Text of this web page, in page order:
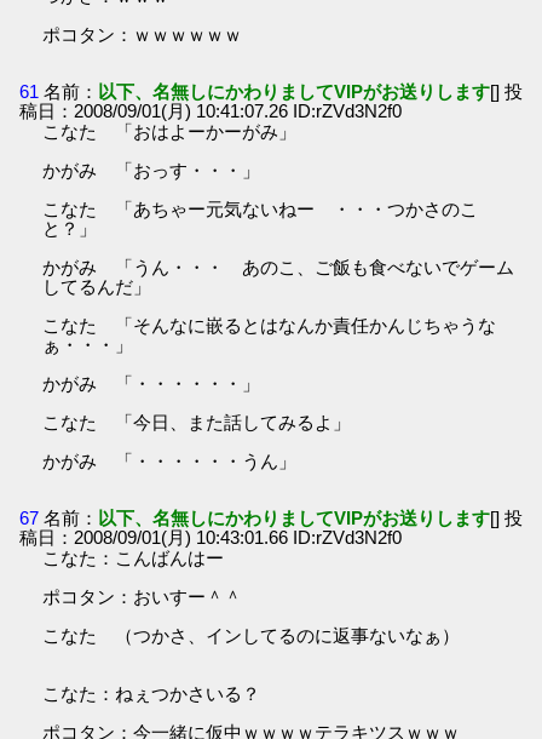
ポコタン：ｗｗｗｗｗｗ
61 名前： 以下、名無しにかわりましてVIPがお送りします[] 投
稿日：2008/09/01(月) 10:41:07.26 ID:rZVd3N2f0
こなた 「おはよーかーがみ」
かがみ 「おっす・・・」
こなた 「あちゃー元気ないねー ・・・つかさのこ
と？」
かがみ 「うん・・・ あのこ、ご飯も食べないでゲーム
してるんだ」
こなた 「そんなに嵌るとはなんか責任かんじちゃうな
ぁ・・・」
かがみ 「・・・・・・」
こなた 「今日、また話してみるよ」
かがみ 「・・・・・・うん」
67 名前： 以下、名無しにかわりましてVIPがお送りします[] 投
稿日：2008/09/01(月) 10:43:01.66 ID:rZVd3N2f0
こなた：こんばんはー
ポコタン：おいすー＾＾
こなた （つかさ、インしてるのに返事ないなぁ）
こなた：ねぇつかさいる？
ポコタン：今一緒に仮中ｗｗｗｗテラキツスｗｗｗ